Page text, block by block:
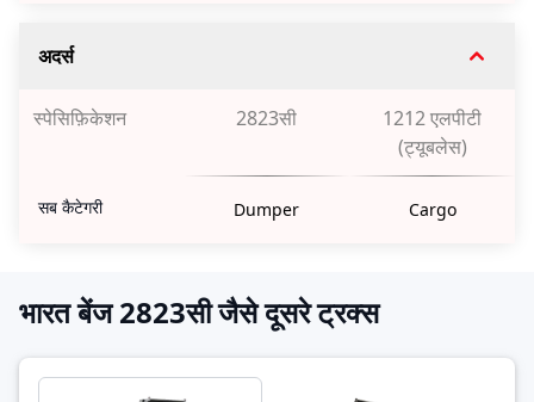
अदर्स
स्पेसिफ़िकेशन 2823सी
1212 एलपीटी
(ट्यूबलेस)
सब कैटेगरी Dumper Cargo
भारत बेंज 2823सी जैसे दूसरे ट्रक्स